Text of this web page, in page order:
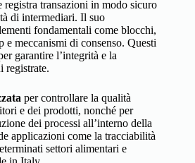
transazioni in modo sicuro
di intermediari. Il suo
fondamentali come blocchi,
e meccanismi di consenso. Questi
garantire l’integrità e la
registrate.
per controllare la qualità
e dei prodotti, nonché per
dei processi all’interno della
applicazioni come la tracciabilità
settori alimentari e